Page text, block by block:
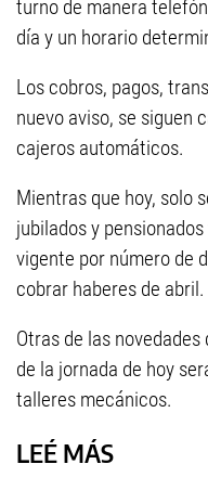
turno de manera
día y un horario
Los cobros, pagos,
nuevo aviso, se siguen
cajeros automáticos.
Mientras que hoy, solo
jubilados y
vigente por número de
cobrar haberes de abril.
Otras de las
de la jornada de hoy
talleres mecánicos.
LEÉ MÁS